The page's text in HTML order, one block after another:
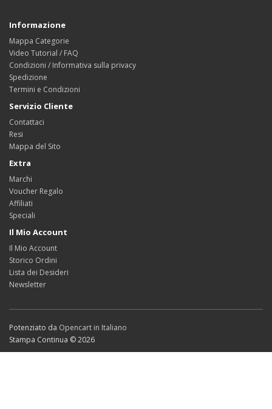
Informazione
Mappa Categorie
Video Tutorial / FAQ
Condizioni / Informativa sulla privacy
Spedizione
Termini e Condizioni
Servizio Cliente
Contattaci
Resi
Mappa del Sito
Extra
Marchi
Voucher Regalo
Affiliati
Speciali
Il Mio Account
Il Mio Account
Storico Ordini
Lista dei Desideri
Newsletter
Potenziato da Opencart in Italiano
Stampa Continua © 2026